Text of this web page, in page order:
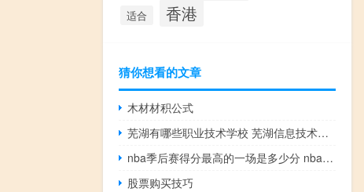
适合 香港
猜你想看的文章
木材材积公式
芜湖有哪些职业技术学校 芜湖信息技术职业学院
nba季后赛得分最高的一场是多少分 nba季后赛得分记录排名
股票购买技巧